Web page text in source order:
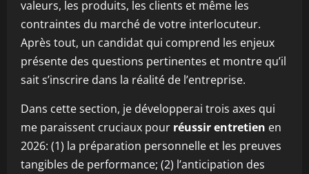
valeurs, les produits, les clients et même les
contraintes du marché de votre interlocuteur.
Après tout, un candidat qui comprend les enjeux
présente des questions pertinentes et montre qu’il
sait s’inscrire dans la réalité de l’entreprise.
Dans cette section, je développerai trois axes qui
me paraissent cruciaux pour réussir entretien en
2026: (1) la préparation personnelle et les preuves
tangibles de performance; (2) l’anticipation des